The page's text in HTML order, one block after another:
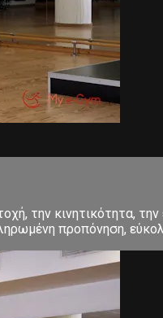
την κινητικότητα,
προπόνηση,